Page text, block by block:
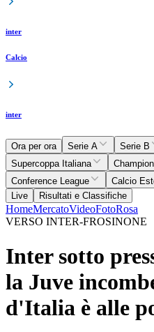
inter
Calcio
inter
Ora per ora Serie A Serie B
Supercoppa Italiana
Conference League
Calcio
Live
Risultati e Classifiche
HomeMercatoVideoFotoRosa
VERSO INTER-FROSINONE
Inter sotto
la Juve
d'Italia è alle